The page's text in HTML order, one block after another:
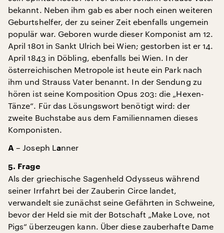
bekannt. Neben ihm gab es aber noch einen weiteren
Geburtshelfer, der zu seiner Zeit ebenfalls ungemein
populär war. Geboren wurde dieser Komponist am 12.
April 1801 in Sankt Ulrich bei Wien; gestorben ist er 14.
April 1843 in Döbling, ebenfalls bei Wien. In der
österreichischen Metropole ist heute ein Park nach
ihm und Strauss Vater benannt. In der Sendung zu
hören ist seine Komposition Opus 203: die „Hexen-
Tänze“. Für das Lösungswort benötigt wird: der
zweite Buchstabe aus dem Familiennamen dieses
Komponisten.
A – Joseph Lanner
5. Frage
Als der griechische Sagenheld Odysseus während
seiner Irrfahrt bei der Zauberin Circe landet,
verwandelt sie zunächst seine Gefährten in Schweine,
bevor der Held sie mit der Botschaft „Make Love, not
Pigs“ überzeugen kann. Über diese zauberhafte Dame